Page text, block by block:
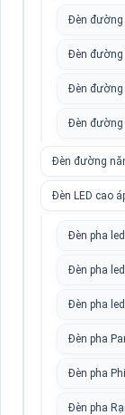
Đèn đường
Đèn đường
Đèn đường
Đèn đường
Đèn đường
Đèn LED cao
Đèn pha
Đèn pha
Đèn pha
Đèn pha
Đèn pha
Đèn pha